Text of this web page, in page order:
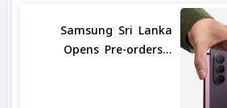
Samsung Sri Lanka
Opens Pre-orders...